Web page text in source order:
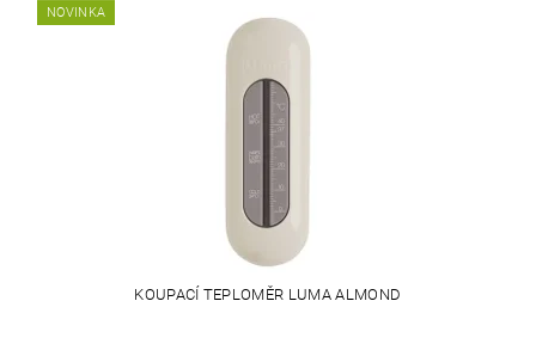
NOVINKA
KOUPACÍ TEPLOMĚR LUMA ALMOND